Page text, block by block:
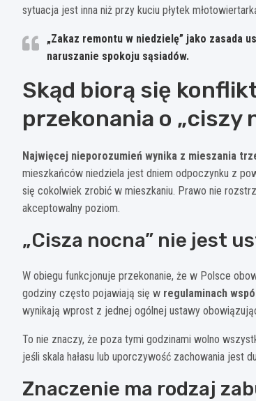
sytuacja jest inna niż przy kuciu płytek
„Zakaz remontu w niedzielę” jako zasada
naruszanie spokoju sąsiadów.
Skąd biorą się
przekonania o „ciszy
Najwięcej nieporozumień wynika z mieszania
mieszkańców niedziela jest dniem odpoczynku z
się cokolwiek zrobić w mieszkaniu. Prawo nie
akceptowalny poziom.
„Cisza nocna” nie jest
W obiegu funkcjonuje przekonanie, że w Polsce
godziny często pojawiają się w regulaminach
wynikają wprost z jednej ogólnej ustawy
To nie znaczy, że poza tymi godzinami wolno
jeśli skala hałasu lub uporczywość zachowania jest
Znaczenie ma rodzaj